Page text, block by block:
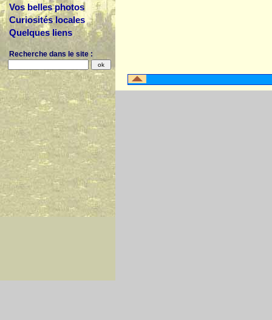
Vos belles photos
Curiosités locales
Quelques liens
Recherche dans le site :